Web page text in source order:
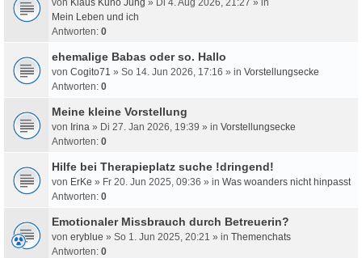
Mein Leben und ich
Antworten: 0
ehemalige Babas oder so. Hallo
von Cogito71 » So 14. Jun 2026, 17:16 » in Vorstellungsecke
Antworten: 0
Meine kleine Vorstellung
von Irina » Di 27. Jan 2026, 19:39 » in Vorstellungsecke
Antworten: 0
Hilfe bei Therapieplatz suche !dringend!
von ErKe » Fr 20. Jun 2025, 09:36 » in Was woanders nicht hinpasst
Antworten: 0
Emotionaler Missbrauch durch Betreuerin?
von eryblue » So 1. Jun 2025, 20:21 » in Themenchats
Antworten: 0